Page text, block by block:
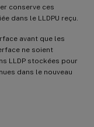
conserve ces
dans le LLDPU reçu.
avant que les
ne soient
LLDP stockées pour
dans le nouveau